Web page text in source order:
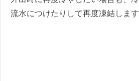
流水につけたりして再度凍結します